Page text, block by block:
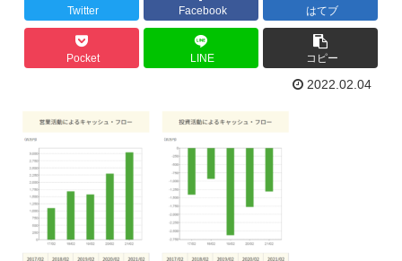
Twitter Facebook はてブ
Pocket LINE コピー
2022.02.04